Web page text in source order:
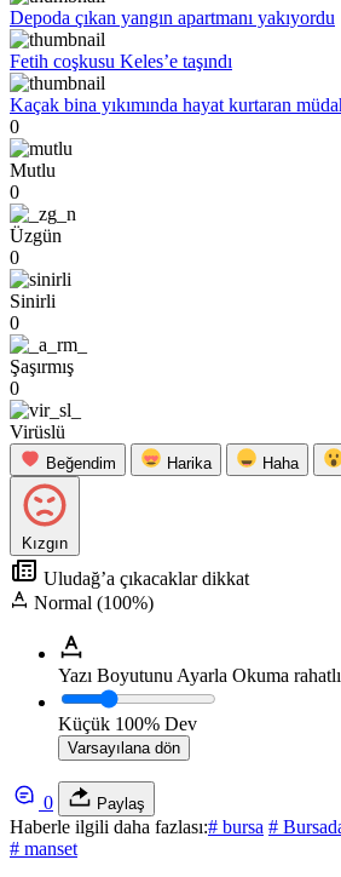
Depoda çıkan yangın apartmanı yakıyordu
Fetih coşkusu Keles’e taşındı
Kaçak bina yıkımında hayat kurtaran
0
Mutlu
0
Üzgün
0
Sinirli
0
Şaşırmış
0
Virüslü
Beğendim Harika Haha
Kızgın
Uludağ’a çıkacaklar dikkat
Normal (100%)
Yazı Boyutunu Ayarla Okuma
Küçük 100% Dev
Varsayılana dön
0 Paylaş
Haberle ilgili daha fazlası:# bursa #
# manset